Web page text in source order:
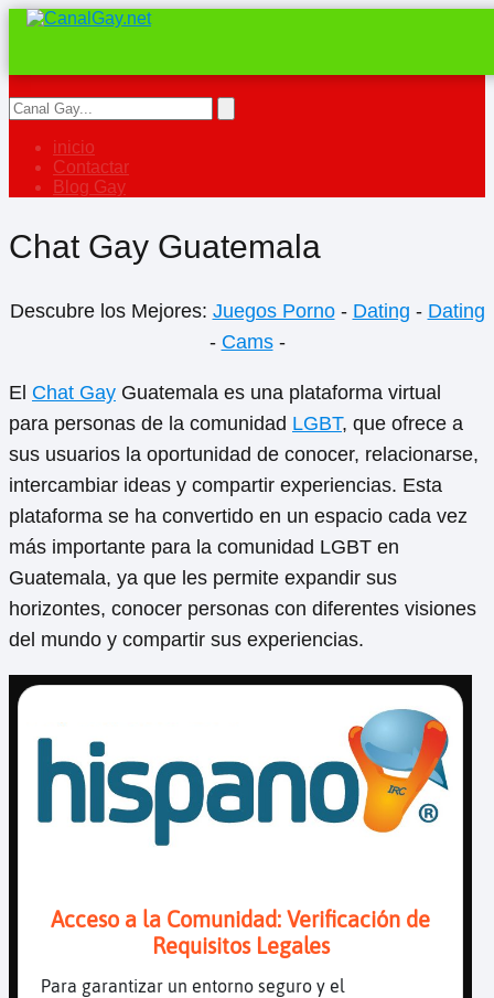
inicio
Contactar
Blog Gay
Chat Gay Guatemala
Descubre los Mejores: Juegos Porno- Dating - Dating
- Cams-
El Chat Gay Guatemala es una plataforma virtual
para personas de la comunidad LGBT, que ofrece a
sus usuarios la oportunidad de conocer, relacionarse,
intercambiar ideas y compartir experiencias. Esta
plataforma se ha convertido en un espacio cada vez
más importante para la comunidad LGBT en
Guatemala, ya que les permite expandir sus
horizontes, conocer personas con diferentes visiones
del mundo y compartir sus experiencias.